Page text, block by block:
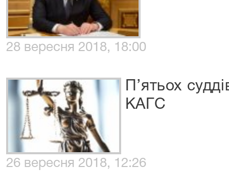
28 вересня 2018, 18:00
П’ятьох
КАГС
26 вересня 2018, 12:26